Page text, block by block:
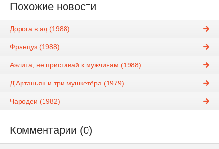
Похожие новости
Дорога в ад (1988)
Француз (1988)
Аэлита, не приставай к мужчинам (1988)
Д'Артаньян и три мушкетёра (1979)
Чародеи (1982)
Комментарии (0)